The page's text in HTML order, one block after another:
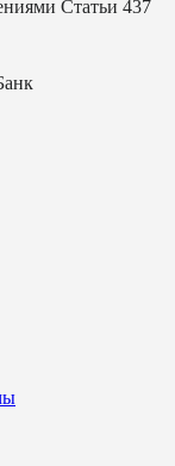
Статьи 437